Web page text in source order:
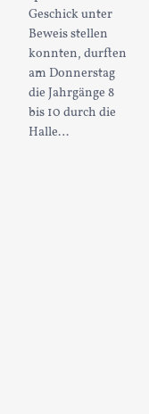
Geschick unter
Beweis stellen
konnten, durften
am Donnerstag
die Jahrgänge 8
bis 10 durch die
Halle…